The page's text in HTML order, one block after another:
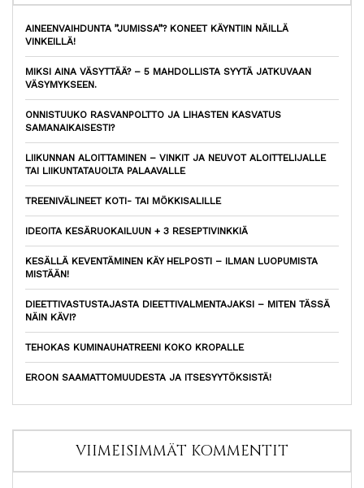
AINEENVAIHDUNTA ”JUMISSA”? KONEET KÄYNTIIN NÄILLÄ
VINKEILLÄ!
MIKSI AINA VÄSYTTÄÄ? – 5 MAHDOLLISTA SYYTÄ JATKUVAAN
VÄSYMYKSEEN.
ONNISTUUKO RASVANPOLTTO JA LIHASTEN KASVATUS
SAMANAIKAISESTI?
LIIKUNNAN ALOITTAMINEN – VINKIT JA NEUVOT ALOITTELIJALLE
TAI LIIKUNTATAUOLTA PALAAVALLE
TREENIVÄLINEET KOTI- TAI MÖKKISALILLE
IDEOITA KESÄRUOKAILUUN + 3 RESEPTIVINKKIÄ
KESÄLLÄ KEVENTÄMINEN KÄY HELPOSTI – ILMAN LUOPUMISTA
MISTÄÄN!
DIEETTIVASTUSTAJASTA DIEETTIVALMENTAJAKSI – MITEN TÄSSÄ
NÄIN KÄVI?
TEHOKAS KUMINAUHATREENI KOKO KROPALLE
EROON SAAMATTOMUUDESTA JA ITSESYYTÖKSISTÄ!
VIIMEISIMMÄT KOMMENTIT